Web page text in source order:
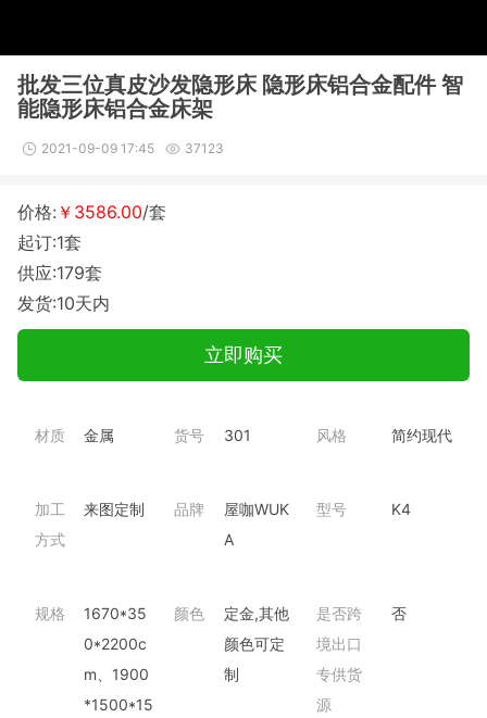
批发三位真皮沙发隐形床 隐形床铝合金配件 智
能隐形床铝合金床架
2021-09-09 17:45 37123
价格: ￥3586.00/套
起订:1套
供应:179套
发货:10天内
立即购买
材质 金属 货号 301 风格 简约现代
加工
方式
来图定制 品牌
屋咖WUK
A
型号 K4
规格
1670*35
0*2200c
m、1900
*1500*15
颜色
定金,其他
颜色可定
制
是否跨
境出口
专供货
源
否